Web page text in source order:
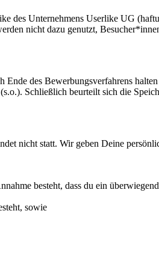
des Unternehmens Userlike UG
nicht dazu genutzt,
des Bewerbungsverfahrens
Schließlich beurteilt sich die
nicht statt. Wir geben Deine
besteht, dass du ein
sowie